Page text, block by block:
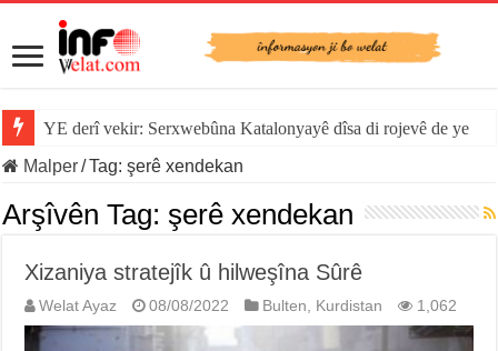
YE derî vekir: Serxwebûna Katalonyayê dîsa di rojevê de ye
Malper/Tag:şerê xendekan
Arşîvên Tag:şerê xendekan
Xizaniya stratejîk û hilweşîna Sûrê
Welat Ayaz 08/08/2022 Bulten, Kurdistan 1,062